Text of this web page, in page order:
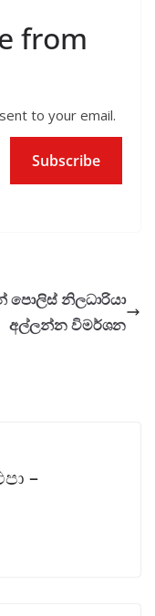
from
to your email.
Subscribe
පොලිස් නිලධාරියා
අල්ලන්න විමර්ශන
–